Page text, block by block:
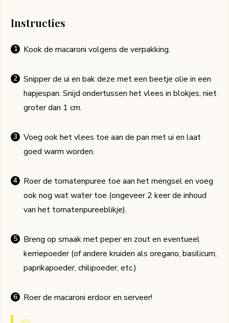
Instructies
Kook de macaroni volgens de verpakking.
Snipper de ui en bak deze met een beetje olie in een
hapjespan. Snijd ondertussen het vlees in blokjes, niet
groter dan 1 cm.
Voeg ook het vlees toe aan de pan met ui en laat
goed warm worden.
Roer de tomatenpuree toe aan het mengsel en voeg
ook nog wat water toe (ongeveer 2 keer de inhoud
van het tomatenpureeblikje).
Breng op smaak met peper en zout en eventueel
kerriepoeder (of andere kruiden als oregano, basilicum,
paprikapoeder, chilipoeder, etc.)
Roer de macaroni erdoor en serveer!